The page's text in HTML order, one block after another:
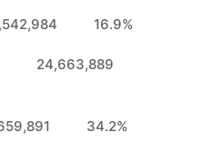
16.9%
24,663,889
34.2%